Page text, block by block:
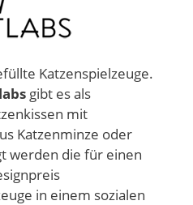
Katzenspielzeuge.
gibt es als
mit
Katzenminze oder
werden die für einen
in einem sozialen